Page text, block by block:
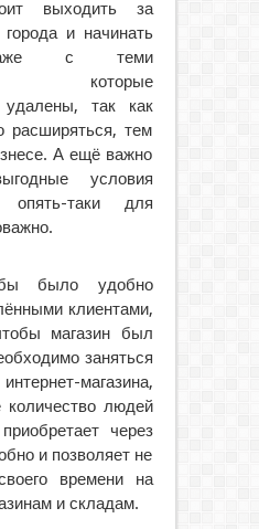
выходить за
и начинать
с теми
которые
удалены, так как
расширяться, тем
А ещё важно
условия
опять-таки для
было удобно
клиентами,
магазин был
заняться
магазина,
количество людей
через
и позволяет не
времени на
и складам.